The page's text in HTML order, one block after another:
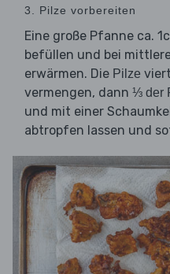
3. Pilze vorbereiten
Eine große Pfanne ca.
befüllen und bei
erwärmen. Die Pilze
vermengen, dann ⅓ der
und mit einer
abtropfen lassen und